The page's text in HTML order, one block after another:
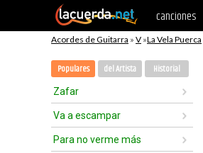
canciones
Acordes de Guitarra » V »La Vela Puerca
Populares del Artista Historial
Zafar
Va a escampar
Para no verme más